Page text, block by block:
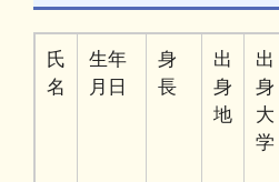
氏
名
生年
月日
身
長
出
身
地
出
身
大
学